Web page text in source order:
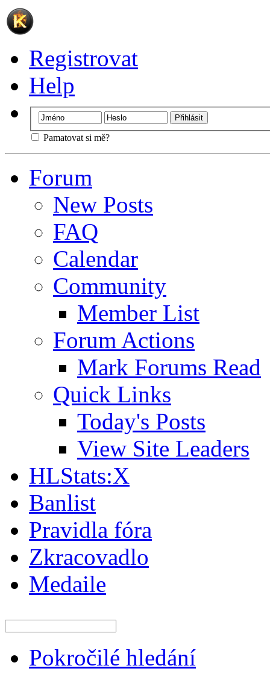
Registrovat
Help
Pamatovat si mě?
Forum
New Posts
FAQ
Calendar
Community
Member List
Forum Actions
Mark Forums Read
Quick Links
Today's Posts
View Site Leaders
HLStats:X
Banlist
Pravidla fóra
Zkracovadlo
Medaile
Pokročilé hledání